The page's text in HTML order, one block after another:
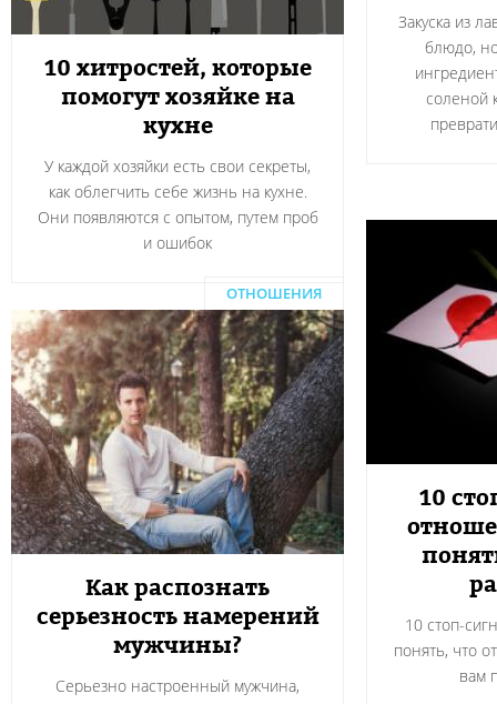
Закуска из
блюдо,
соленой
10 хитростей, которые
помогут хозяйке на
кухне
У каждой хозяйки есть свои секреты,
как облегчить себе жизнь на кухне.
Они появляются с опытом, путем проб
и ошибок
10
10 стоп-
понять, что
вам
ОТНОШЕНИЯ
Как распознать
серьезность намерений
мужчины?
Серьезно настроенный мужчина,